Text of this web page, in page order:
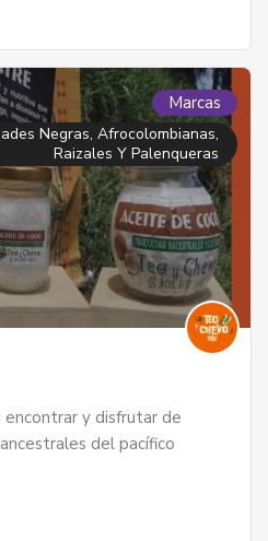
Marcas
Negras, Afrocolombianas,
Raizales Y Palenqueras
encontrar y disfrutar de
del pacífico